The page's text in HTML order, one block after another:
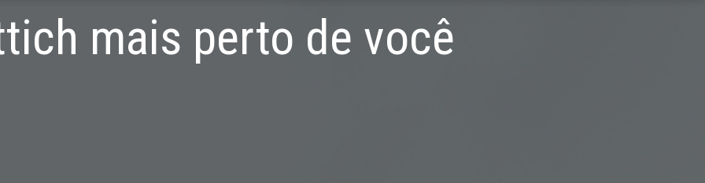
mais perto de você